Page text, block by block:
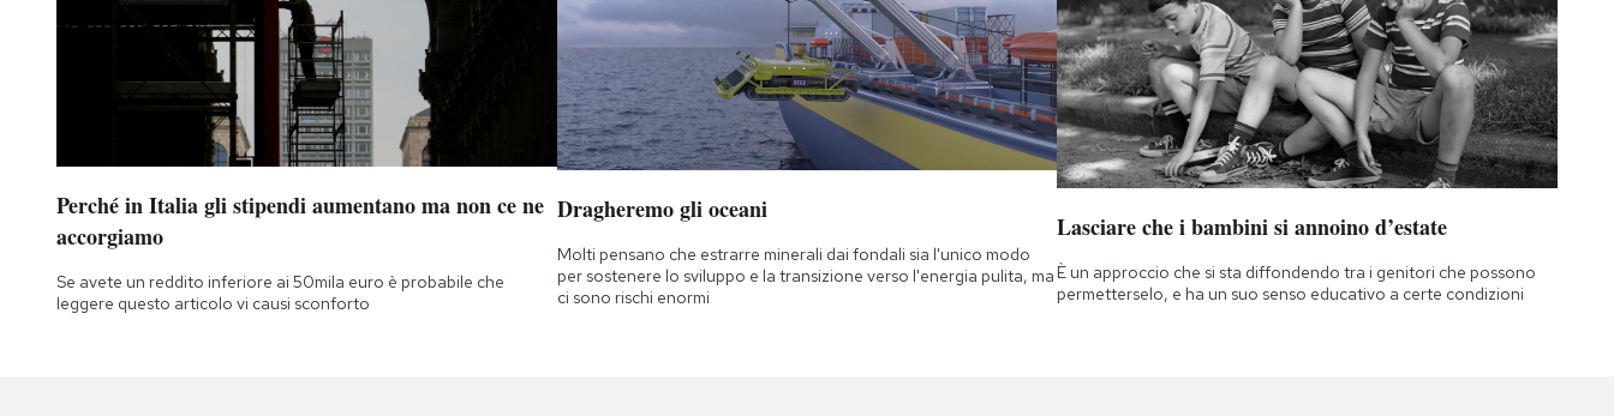
Perché in Italia gli stipendi aumentano ma non ce ne
accorgiamo
Se avete un reddito inferiore ai 50mila euro è probabile che
leggere questo articolo vi causi sconforto
Dragheremo gli oceani
Molti pensano che estrarre minerali dai fondali sia l'unico modo
per sostenere lo sviluppo e la transizione verso l'energia pulita, ma
ci sono rischi enormi
Lasciare che i bambini si annoino d’estate
È un approccio che si sta diffondendo tra i genitori che possono
permetterselo, e ha un suo senso educativo a certe condizioni